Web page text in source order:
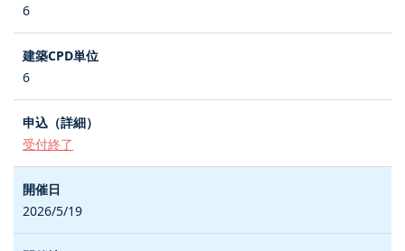
6
6
受付終了
2026/5/19